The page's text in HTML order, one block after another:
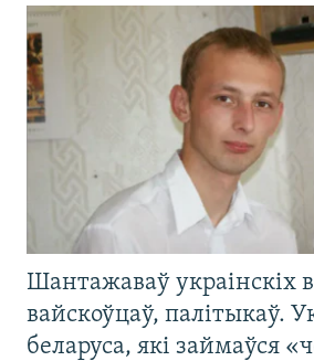
Шантажаваў украінскіх
вайскоўцаў, палітыкаў.
беларуса, які займаўся